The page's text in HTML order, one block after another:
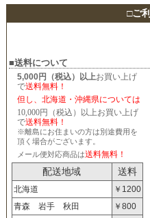
□ご
■送料について
5,000円（税込）以上お買い上げ
で送料無料！
但し、北海道・沖縄県については
10,000円（税込）以上お買い上げ
で送料無料！
※離島にお住まいの方は別途費用を
頂く場合がございます。
メール便対応商品は送料無料！
配送地域 送料
北海道
￥1200
青森 岩手 秋田
￥800